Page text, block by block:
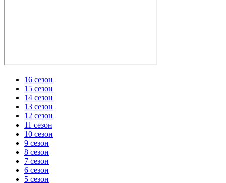
16 сезон
15 сезон
14 сезон
13 сезон
12 сезон
11 сезон
10 сезон
9 сезон
8 сезон
7 сезон
6 сезон
5 сезон